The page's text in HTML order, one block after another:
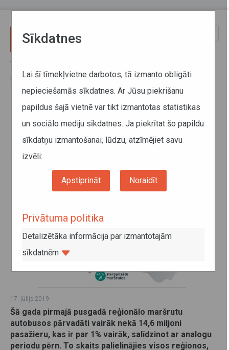
Sākums
pasažieru; pasažieru skaits samazinās tikai Latgales reģionā
Pirmajā pusgadā reģionālo
maršrutu autobusos pārvadāti
14,6 miljoni pasažieru; pasažieru
skaits samazinās tikai Latgales
reģionā
17. jūlijs 2019
Šā gada pirmajā pusgadā reģionālo maršrutu
autobusos pārvadāti vairāk nekā 14,6 miljoni
pasažieru, kas ir par 1% vairāk, salīdzinot ar analogu
periodu pērn. To skaits palielinājies visos reģionos,
Sīkdatnes
Lai šī tīmekļvietne darbotos, tā izmanto obligāti
nepieciešamās sīkdatnes. Ar Jūsu piekrišanu
papildus šajā vietnē var tikt izmantotas statistikas
un sociālo mediju sīkdatnes. Ja piekrītat šo papildu
sīkdatņu izmantošanai, lūdzu, atzīmējiet savu
izvēli:
Apstiprināt Noraidīt
Privātuma politika
Detalizētāka informācija par izmantotajām
sīkdatnēm